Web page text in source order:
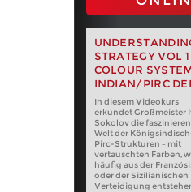
STRATEGY VOL
COLOUR
INDIAN/PIRC
In diesem Videokurs
erkundet Großmeister
Sokolov die
Welt der
Pirc-Strukturen – mit
vertauschten Farben,
häufig aus der
oder der Sizilianischen
Verteidigung